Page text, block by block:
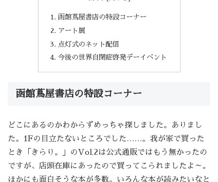
函館蔦屋書店の特設コーナー
アート展
点灯式のネット配信
今後の世界自閉症啓発デーイベント
函館蔦屋書店の特設コーナー
どこにあるのかわからずめっちゃ探しました。ありまし
た。1Fの目立たないところでした……。我が家で買った
とき「きらり。」のVol.2は公式通販ではもう無かったの
ですが、店頭在庫にあったので買ってこられましたよ～。
ほかにも面白そうな本が多数。いろんな本が読みたいなと